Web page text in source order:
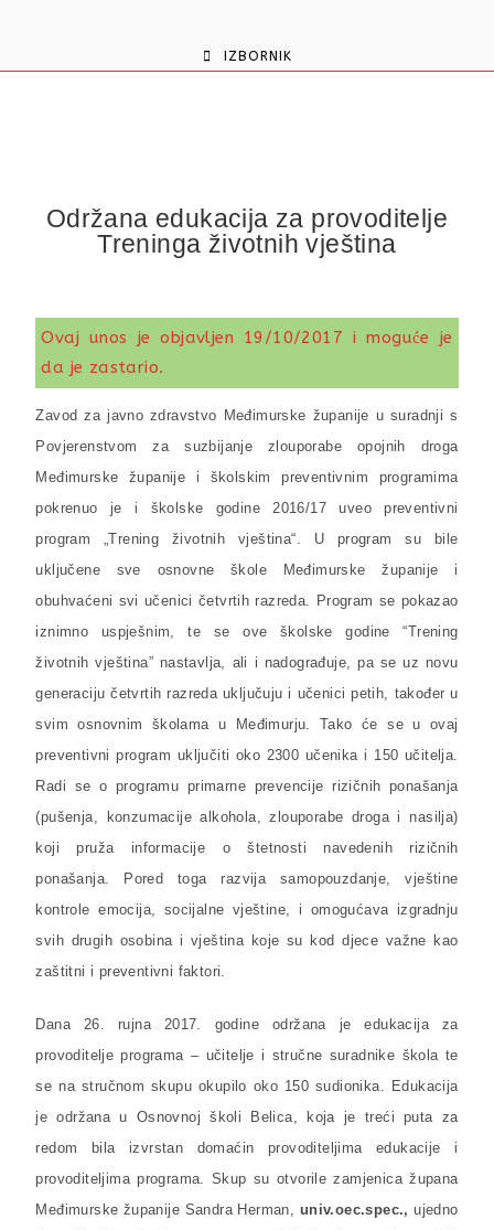
IZBORNIK
Održana edukacija za provoditelje
Treninga životnih vještina
Ovaj unos je objavljen 19/10/2017 i moguće je
da je zastario.
Zavod za javno zdravstvo Međimurske županije u suradnji s
Povjerenstvom za suzbijanje zlouporabe opojnih droga
Međimurske županije i školskim preventivnim programima
pokrenuo je i školske godine 2016/17 uveo preventivni
program „Trening životnih vještina“. U program su bile
uključene sve osnovne škole Međimurske županije i
obuhvaćeni svi učenici četvrtih razreda. Program se pokazao
iznimno uspješnim, te se ove školske godine “Trening
životnih vještina” nastavlja, ali i nadograđuje, pa se uz novu
generaciju četvrtih razreda uključuju i učenici petih, također u
svim osnovnim školama u Međimurju. Tako će se u ovaj
preventivni program uključiti oko 2300 učenika i 150 učitelja.
Radi se o programu primarne prevencije rizičnih ponašanja
(pušenja, konzumacije alkohola, zlouporabe droga i nasilja)
koji pruža informacije o štetnosti navedenih rizičnih
ponašanja. Pored toga razvija samopouzdanje, vještine
kontrole emocija, socijalne vještine, i omogućava izgradnju
svih drugih osobina i vještina koje su kod djece važne kao
zaštitni i preventivni faktori.
Dana 26. rujna 2017. godine održana je edukacija za
provoditelje programa – učitelje i stručne suradnike škola te
se na stručnom skupu okupilo oko 150 sudionika. Edukacija
je održana u Osnovnoj školi Belica, koja je treći puta za
redom bila izvrstan domaćin provoditeljima edukacije i
provoditeljima programa. Skup su otvorile zamjenica župana
Međimurske županije Sandra Herman, univ.oec.spec., ujedno